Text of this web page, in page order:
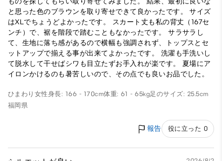
と思った色のブラウンを取り寄せできて良かったです。 サイズ
はXLでちょうどよかったです。 スカート丈も私の背丈（167セ
ンチ）で、裾を階段で踏むこともなかったです。 サラサラし
て、生地に落ち感があるので横幅も強調されず、トップスとセ
ットアップで揃える事が出来てよかったです。 洗濯も手洗いし
て脱水して干せばシワも目立たずお手入れが楽です。 夏場にア
イロンかけるのも暑苦しいので、その点でも良いお品でした。
ひまわり 女性身長: 166 - 170cm体重: 61 - 65kg足のサイズ: 25.5cm
福岡県
報告 役に立った 0